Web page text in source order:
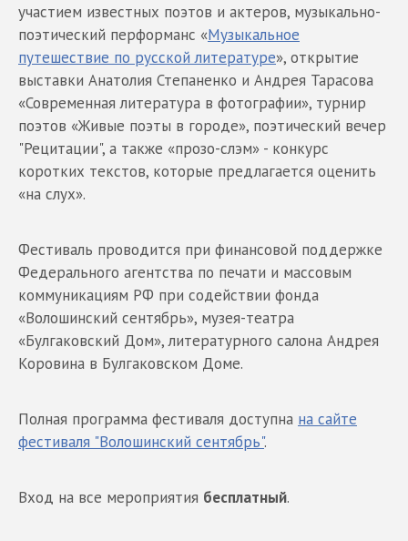
участием известных поэтов и актеров, музыкально-
поэтический перформанс «Музыкальное
путешествие по русской литературе», открытие
выставки Анатолия Степаненко и Андрея Тарасова
«Современная литература в фотографии», турнир
поэтов «Живые поэты в городе», поэтический вечер
"Рецитации", а также «прозо-слэм» - конкурс
коротких текстов, которые предлагается оценить
«на слух».
Фестиваль проводится при финансовой поддержке
Федерального агентства по печати и массовым
коммуникациям РФ при содействии фонда
«Волошинский сентябрь», музея-театра
«Булгаковский Дом», литературного салона Андрея
Коровина в Булгаковском Доме.
Полная программа фестиваля доступна на сайте
фестиваля "Волошинский сентябрь".
Вход на все мероприятия бесплатный.